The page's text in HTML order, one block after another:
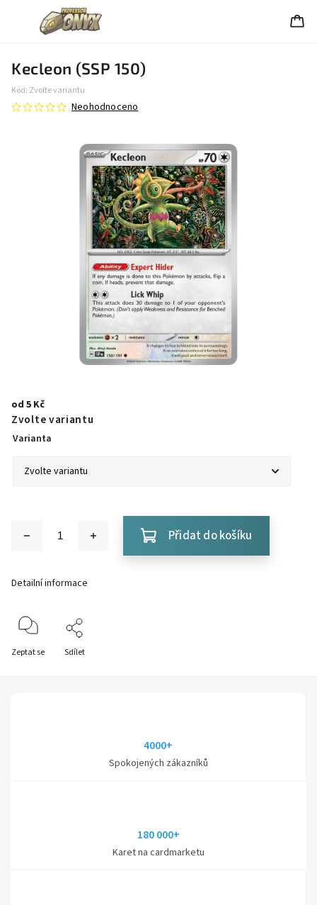
Kecleon (SSP 150)
Kód: Zvolte variantu
Neohodnoceno
od 5 Kč
Zvolte variantu
Varianta
Přidat do košíku
Detailní informace
Zeptat se Sdílet
4000+
Spokojených zákazníků
180 000+
Karet na cardmarketu